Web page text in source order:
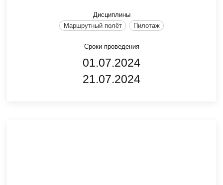
Дисциплины
Маршрутный полёт
Пилотаж
Сроки проведения
01.07.2024
21.07.2024